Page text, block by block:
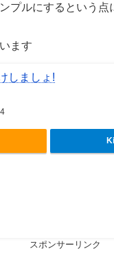
プルにするという
ます
しましょ!
スポンサーリンク